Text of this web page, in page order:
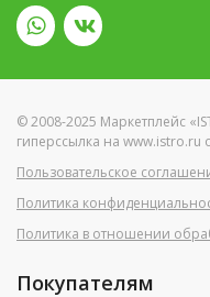
© 2008-2025 Маркетплейс
гиперссылка на www.istro.ru
Пользовательское
Политика
Политика в отношении
Покупателям